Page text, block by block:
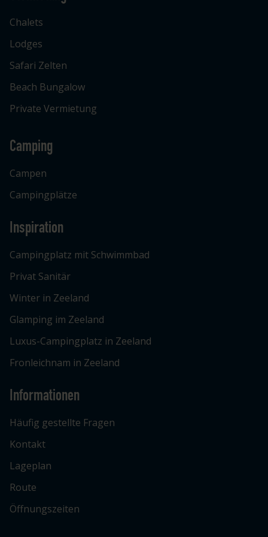
Chalets
Lodges
Safari Zelten
Beach Bungalow
Private Vermietung
Camping
Campen
Campingplätze
Inspiration
Campingplatz mit Schwimmbad
Privat Sanitär
Winter in Zeeland
Glamping im Zeeland
Luxus-Campingplatz in Zeeland
Fronleichnam in Zeeland
Informationen
Häufig gestellte Fragen
Kontakt
Lageplan
Route
Öffnungszeiten